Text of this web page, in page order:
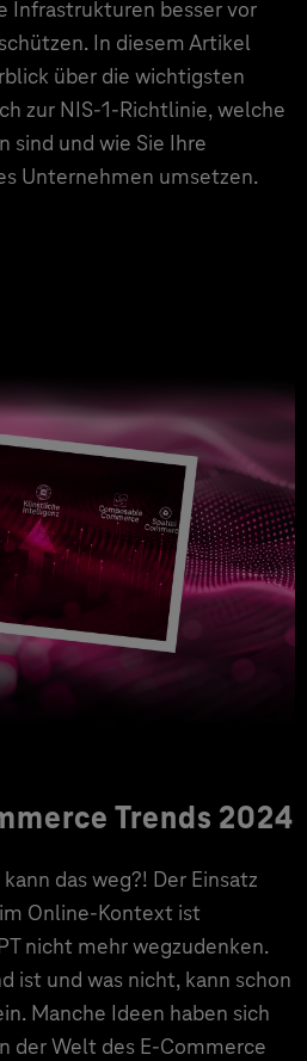
Infrastrukturen besser vor
In diesem Artikel
über die wichtigsten
zur NIS-1-Richtlinie, welche
und wie Sie Ihre
Unternehmen umsetzen.
Trends 2024
das weg?! Der Einsatz
Online-Kontext ist
nicht mehr wegzudenken.
ist und was nicht, kann schon
Manche Ideen haben sich
der Welt des E-Commerce